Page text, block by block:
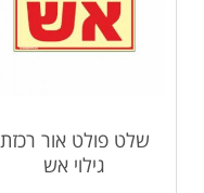
שלט פולט אור רכזת
גילוי אש